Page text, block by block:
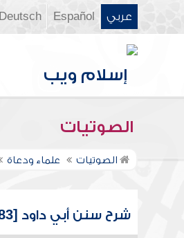
عربي Español
Deutsch
الصوتيات
الصوتيات علماء ودعاة
شرح سنن أبي داود [483]